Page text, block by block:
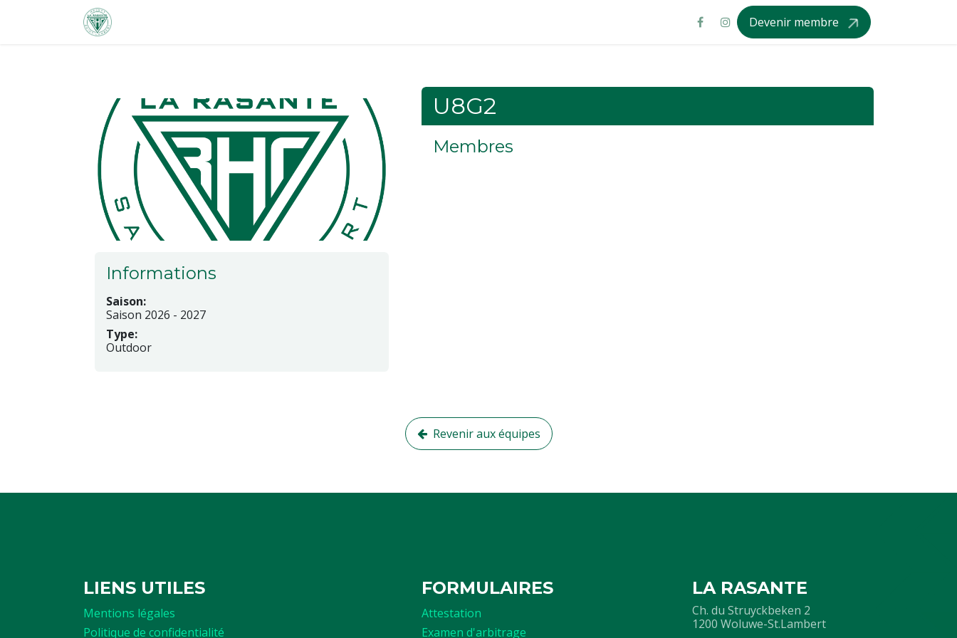
Se rendre au contenu
Devenir membre
Informations
Saison:
Saison 2026 - 2027
Type:
Outdoor
U8G2
Membres
Revenir aux équipes
LIENS UTILES
Mentions légales
Politique de confidentialité
FORMULAIRES
Attestation
Examen d'arbitrage
LA RASANTE
Ch. du Struyckbeken 2
1200 Woluwe-St.Lambert